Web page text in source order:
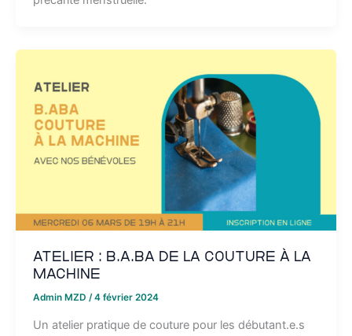
Atelier : B.A.BA de la couture à la
machine
Admin MZD /4 février 2024
Un atelier pratique de couture pour les débutant.e.s